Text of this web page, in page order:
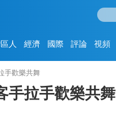
人 經濟 國際 評論 視頻
手歡樂共舞
拉手歡樂共舞